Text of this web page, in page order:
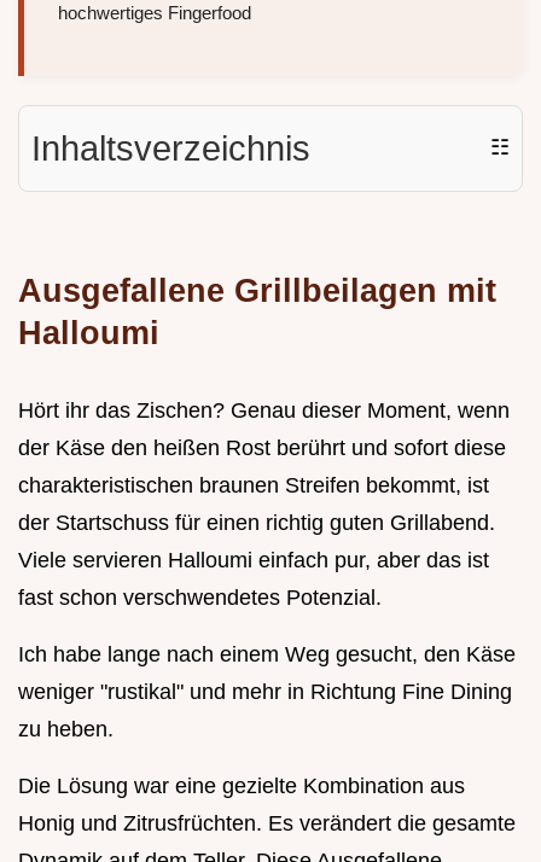
hochwertiges Fingerfood
Inhaltsverzeichnis ☷
Ausgefallene Grillbeilagen mit
Halloumi
Hört ihr das Zischen? Genau dieser Moment, wenn
der Käse den heißen Rost berührt und sofort diese
charakteristischen braunen Streifen bekommt, ist
der Startschuss für einen richtig guten Grillabend.
Viele servieren Halloumi einfach pur, aber das ist
fast schon verschwendetes Potenzial.
Ich habe lange nach einem Weg gesucht, den Käse
weniger "rustikal" und mehr in Richtung Fine Dining
zu heben.
Die Lösung war eine gezielte Kombination aus
Honig und Zitrusfrüchten. Es verändert die gesamte